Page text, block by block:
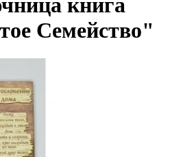
книга
Семейство"